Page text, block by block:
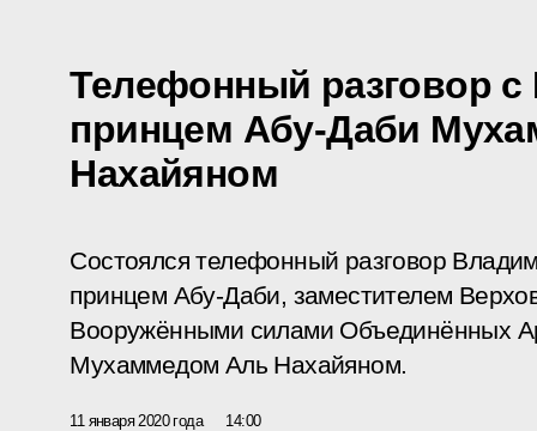
Телефонный разговор
принцем Абу-Даби
Нахайяном
Состоялся телефонный разговор
принцем Абу-Даби, заместителем
Вооружёнными силами Объединённых
Мухаммедом Аль Нахайяном.
11 января 2020 года 14:00